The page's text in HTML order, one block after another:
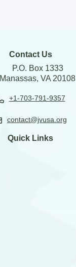
Contact Us
P.O. Box 1333
Manassas, VA 20108
+1-703-791-9357
contact@jvusa.org
Quick Links